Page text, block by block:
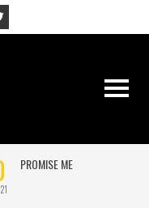
PROMISE ME